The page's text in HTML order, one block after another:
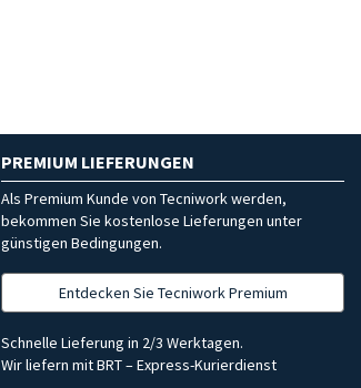
PREMIUM LIEFERUNGEN
Als Premium Kunde von Tecniwork werden,
bekommen Sie kostenlose Lieferungen unter
günstigen Bedingungen.
Entdecken Sie Tecniwork Premium
Schnelle Lieferung in 2/3 Werktagen.
Wir liefern mit BRT – Express-Kurierdienst